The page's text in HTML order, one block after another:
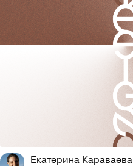
Екатерина Караваева